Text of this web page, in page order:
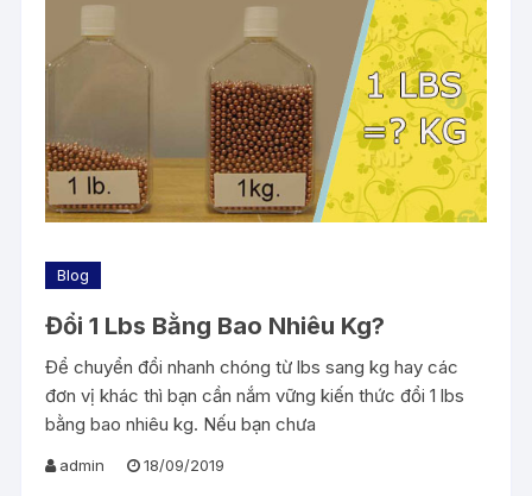
Blog
Đổi 1 Lbs Bằng Bao Nhiêu Kg?
Để chuyển đổi nhanh chóng từ lbs sang kg hay các
đơn vị khác thì bạn cần nắm vững kiến thức đổi 1 lbs
bằng bao nhiêu kg. Nếu bạn chưa
admin 18/09/2019